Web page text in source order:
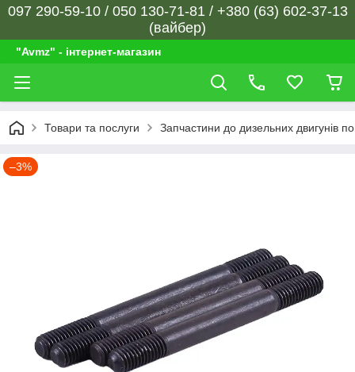
097 290-59-10 / 050 130-71-81 / +380 (63) 602-37-13
(вайбер)
"Avmz" - інтернет-магазин
Товари та послуги Запчастини до дизельних двигунів
–3%